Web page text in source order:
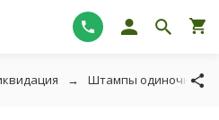
Штампы одиночные -